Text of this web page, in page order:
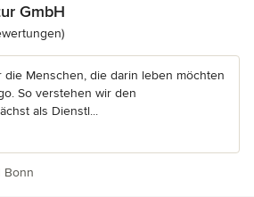
GmbH
5 von 5 Sternen
die Menschen, die darin leben möchten
So verstehen wir den
als Dienstl...
Bonn